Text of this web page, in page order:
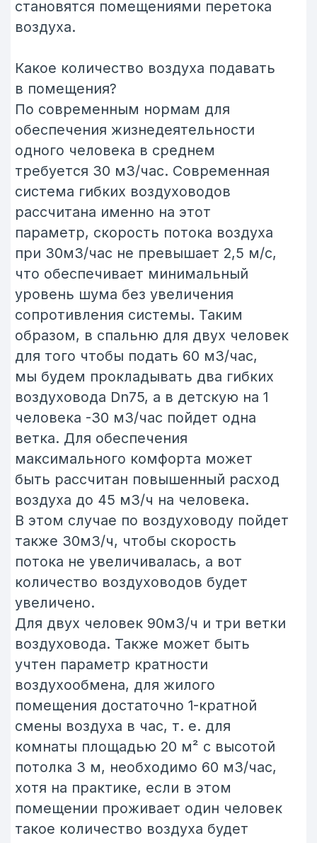
потока не увеличивалась, а вот
количество воздуховодов будет
увеличено.
воздуховода. Также может быть
воздухообмена, для жилого
помещения достаточно 1-кратной
смены воздуха в час, т. е. для
комнаты площадью 20 м² с высотой
потолка 3 м, необходимо 60 м3/час,
хотя на практике, если в этом
такое количество воздуха будет
избыточно.
Данный параметр актуален, когда
количество человек в помещении
неизвестно. Независимо от того
в комнате полностью обновится.
При вытяжке нужно также
отталкиваться от норм для удаления
избыточной влажности: для санузла
необходимо 30м3/час, помещения
с ванной или душевой кабиной 60 м3/
60 м3/час, с газовой минимум 90 м3/
ч. Расположение приточно-вытжных
решеток и диффузоров.
Возможности монтажа современной
системы гибких воздуховодов
практически не ограничены,
прокладка трубы возможна
горизонтально в полу или потолке,
вертикально в стенах. При этом
приток может быть как с нижней
части помещения, так и с верхней,
а вытяжка только сверху… Точки
притока желательно располагать
в помещение, чтобы воздух двигался
через всю комнату. Но при этом
необходимо избегать прямых
потоков воздуха на людей, рабочие
места и т. п. для этого стоит
использовать приточные диффузоры
Вытяжки в санузлах располагаются
непосредственно над унитазом,
располагать вытяжной диффузор
в зоне душа не стоит, т.к. даже
небольшой поток воздуха может
вызвать дискомфорт при водных
Назад